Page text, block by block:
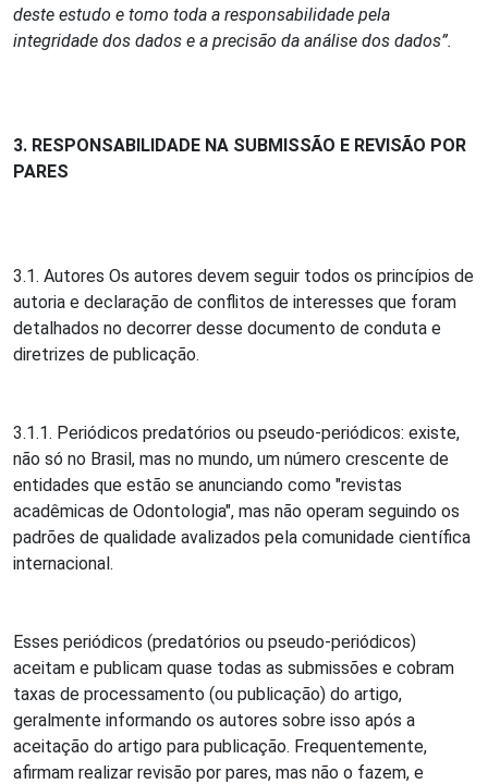
deste estudo e tomo toda a responsabilidade pela
integridade dos dados e a precisão da análise dos dados”.
3. RESPONSABILIDADE NA SUBMISSÃO E REVISÃO POR
PARES
3.1. Autores Os autores devem seguir todos os princípios de
autoria e declaração de conflitos de interesses que foram
detalhados no decorrer desse documento de conduta e
diretrizes de publicação.
3.1.1. Periódicos predatórios ou pseudo-periódicos: existe,
não só no Brasil, mas no mundo, um número crescente de
entidades que estão se anunciando como "revistas
acadêmicas de Odontologia", mas não operam seguindo os
padrões de qualidade avalizados pela comunidade científica
internacional.
Esses periódicos (predatórios ou pseudo-periódicos)
aceitam e publicam quase todas as submissões e cobram
taxas de processamento (ou publicação) do artigo,
geralmente informando os autores sobre isso após a
aceitação do artigo para publicação. Frequentemente,
afirmam realizar revisão por pares, mas não o fazem, e